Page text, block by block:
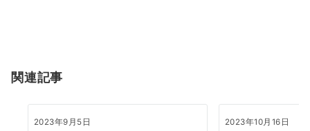
ン
関連記事
2023年9月5日 2023年10月16日